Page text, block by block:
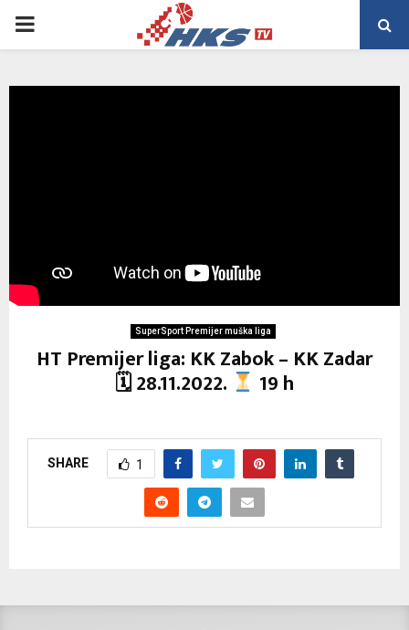
PRIMARY
SuperSport Premijer muška liga
HT Premijer liga: KK Zabok – KK Zadar
🗓 28.11.2022. 19 h
SHARE 1